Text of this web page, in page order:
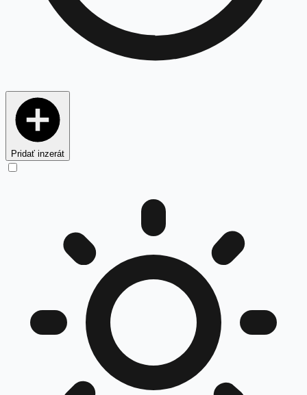
Pridať inzerát